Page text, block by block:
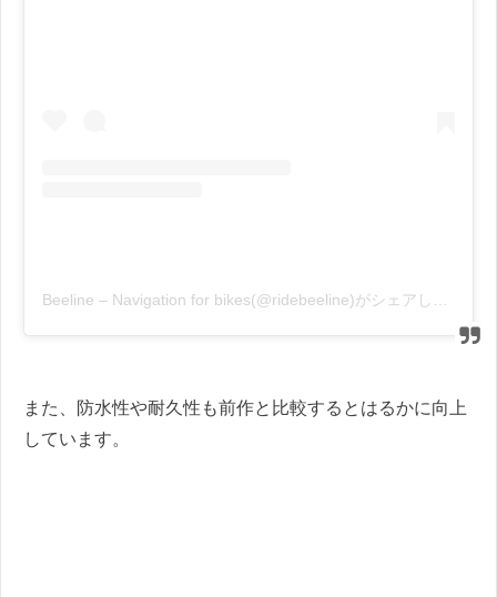
また、防水性や耐久性も前作と比較するとはるかに向上
しています。